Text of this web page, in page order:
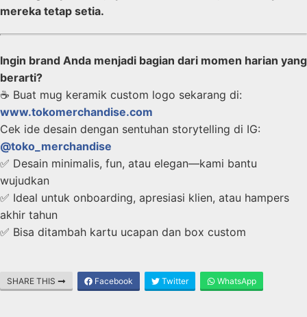
mereka tetap setia.
Ingin brand Anda menjadi bagian dari momen harian yang
berarti?
☕ Buat mug keramik custom logo sekarang di:
www.tokomerchandise.com
Cek ide desain dengan sentuhan storytelling di IG:
@toko_merchandise
✅ Desain minimalis, fun, atau elegan—kami bantu
wujudkan
✅ Ideal untuk onboarding, apresiasi klien, atau hampers
akhir tahun
✅ Bisa ditambah kartu ucapan dan box custom
SHARE THIS Facebook Twitter WhatsApp